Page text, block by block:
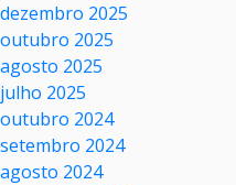
dezembro 2025
outubro 2025
agosto 2025
julho 2025
outubro 2024
setembro 2024
agosto 2024